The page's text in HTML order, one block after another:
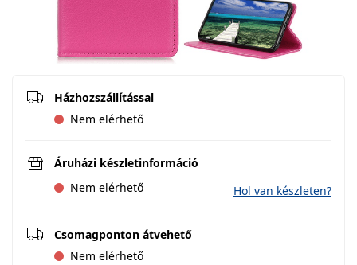
Házhozszállítással
Nem elérhető
Áruházi készletinformáció
Nem elérhető
Hol van készleten?
Csomagponton átvehető
Nem elérhető